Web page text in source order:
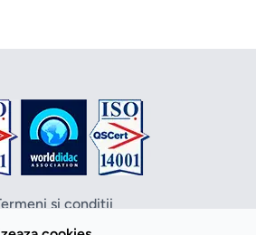
si conditii
de confidentialitate